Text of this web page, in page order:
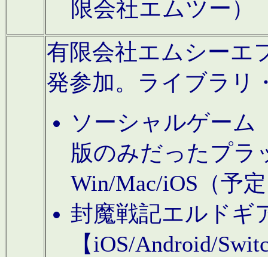
限会社エムツー）
有限会社エムシーエ
発参加。ライブラリ
ソーシャルゲーム
版のみだったプラ
Win/Mac/iOS（予
封魔戦記エルドギ
【iOS/Android/